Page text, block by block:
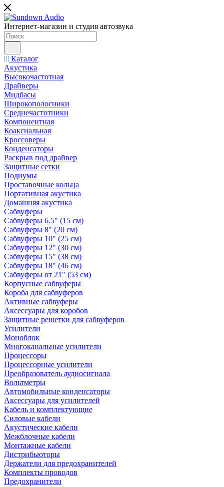
Интернет-магазин и студия автозвука
Каталог
Акустика
Высокочастотная
Драйверы
Мидбасы
Широкополосники
Среднечастотники
Компонентная
Коаксиальная
Кроссоверы
Конденсаторы
Раскрыв под драйвер
Защитные сетки
Подиумы
Проставочные кольца
Портативная акустика
Домашняя акустика
Сабвуферы
Сабвуферы 6.5" (15 см)
Сабвуферы 8" (20 см)
Сабвуферы 10" (25 см)
Сабвуферы 12" (30 см)
Сабвуферы 15" (38 см)
Сабвуферы 18" (46 см)
Сабвуферы от 21" (53 см)
Корпусные сабвуферы
Короба для сабвуферов
Активные сабвуферы
Аксессуары для коробов
Защитные решетки для сабвуферов
Усилители
Моноблок
Многоканальные усилители
Процессоры
Процессорные усилители
Преобразователь аудиосигнала
Вольтметры
Автомобильные конденсаторы
Аксессуары для усилителей
Кабель и комплектующие
Силовые кабели
Акустические кабели
Межблочные кабели
Монтажные кабели
Дистрибьюторы
Держатели для предохранителей
Комплекты проводов
Предохранители